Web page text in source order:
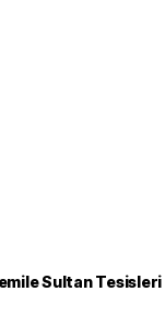
Sultan Tesisleri